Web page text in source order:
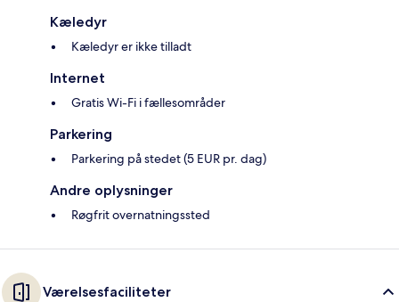
Kæledyr
Kæledyr er ikke tilladt
Internet
Gratis Wi-Fi i fællesområder
Parkering
Parkering på stedet (5 EUR pr. dag)
Andre oplysninger
Røgfrit overnatningssted
Værelsesfaciliteter